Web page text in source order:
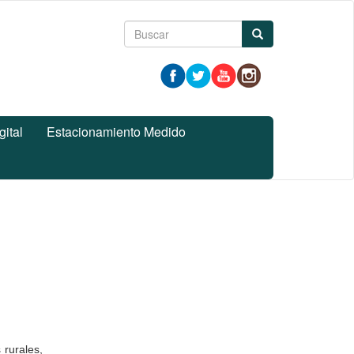
Formulario
búsqueda
Estacionamiento Medido